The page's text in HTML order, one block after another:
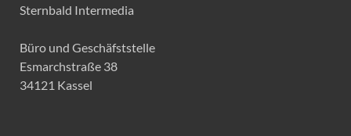
Sternbald Intermedia
Büro und Geschäfststelle
Esmarchstraße 38
34121 Kassel